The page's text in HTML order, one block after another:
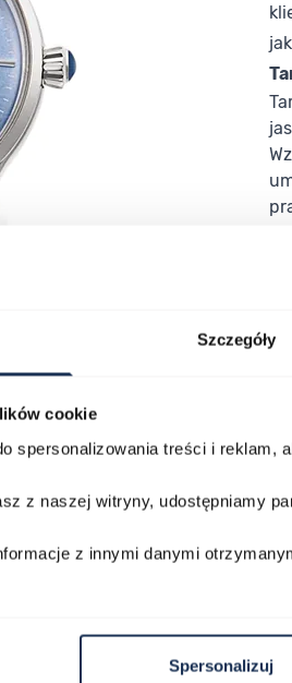
Szczegóły
cookie
spersonalizowania treści i reklam,
z naszej witryny, udostępniamy
z innymi danymi
Spersonalizuj
tarczą została